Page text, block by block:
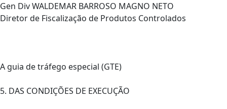
Gen Div WALDEMAR BARROSO MAGNO NETO
Diretor de Fiscalização de Produtos Controlados
A guia de tráfego especial (GTE)
5. DAS CONDIÇÕES DE EXECUÇÃO